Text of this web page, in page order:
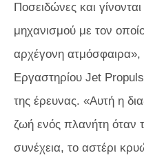
Ποσειδώνες και
μηχανισμού με τον
αρχέγονη ατμόσφαιρα»,
Εργαστηρίου Jet
της έρευνας. «Αυτή η
ζωή ενός πλανήτη όταν
συνέχεια, το αστέρι